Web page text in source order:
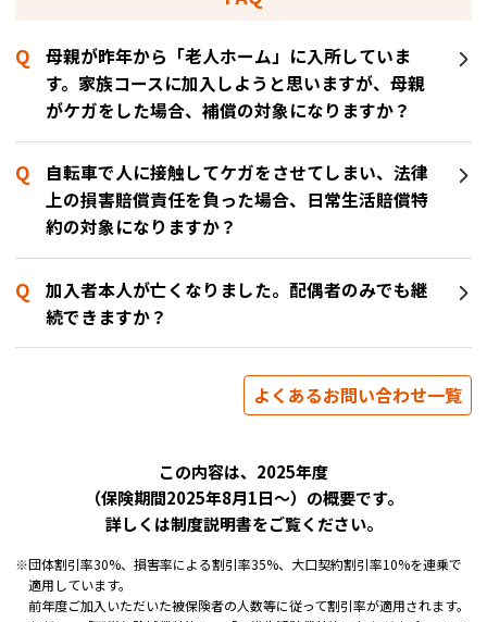
母親が昨年から「老人ホーム」に入所していま
す。家族コースに加入しようと思いますが、母親
がケガをした場合、補償の対象になりますか？
自転車で人に接触してケガをさせてしまい、法律
上の損害賠償責任を負った場合、日常生活賠償特
約の対象になりますか？
加入者本人が亡くなりました。配偶者のみでも継
続できますか？
よくあるお問い合わせ一覧
この内容は、2025年度
（保険期間2025年8月1日～）の概要です。
詳しくは制度説明書をご覧ください。
※団体割引率30%、損害率による割引率35%、大口契約割引率10%を連乗で
適用しています。
前年度ご加入いただいた被保険者の人数等に従って割引率が適用されます。